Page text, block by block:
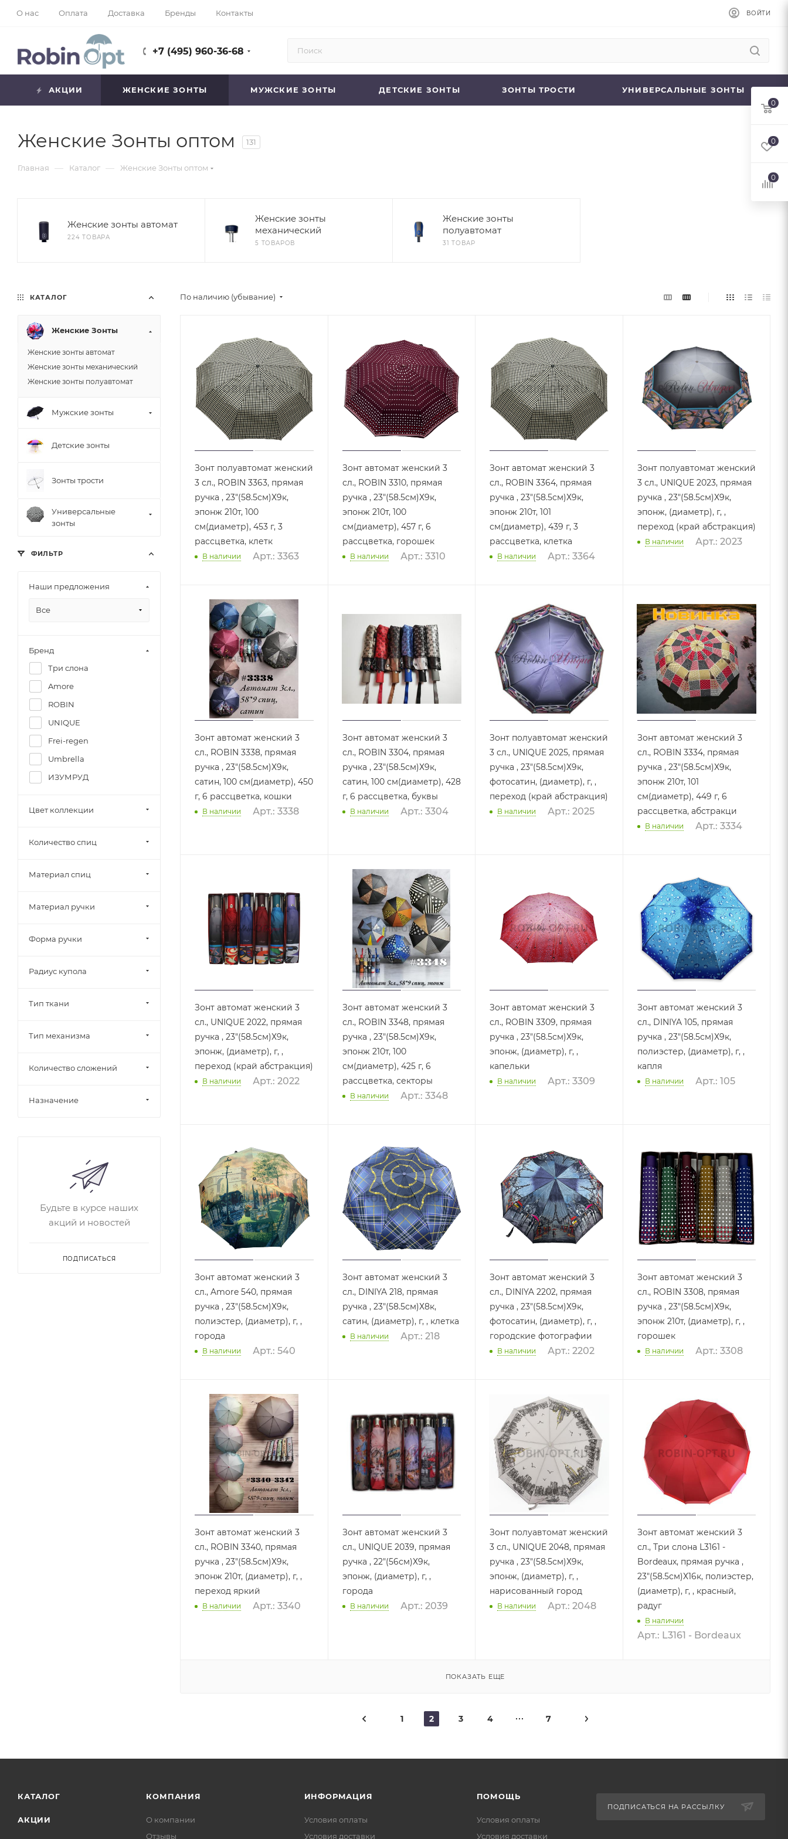
О нас Оплата Доставка Бренды Контакты ВОЙТИ
+7 (495) 960-36-68
АКЦИИ ЖЕНСКИЕ ЗОНТЫ МУЖСКИЕ ЗОНТЫ ДЕТСКИЕ ЗОНТЫ ЗОНТЫ ТРОСТИ УНИВЕРСАЛЬНЫЕ ЗОНТЫ
Женские Зонты оптом 131
Главная — Каталог — Женские Зонты оптом
Женские зонты автомат
224 ТОВАРА
Женские зонты
механический
5 ТОВАРОВ
Женские зонты
полуавтомат
31 ТОВАР
По наличию (убывание)
Зонт полуавтомат женский
3 сл., ROBIN 3363, прямая
ручка , 23"(58.5см)Х9к,
эпонж 210т, 100
см(диаметр), 453 г, 3
рассцветка, клетк
В наличии Арт.: 3363
Зонт автомат женский 3
сл., ROBIN 3310, прямая
ручка , 23"(58.5см)Х9к,
эпонж 210т, 100
см(диаметр), 457 г, 6
рассцветка, горошек
В наличии Арт.: 3310
Зонт автомат женский 3
сл., ROBIN 3364, прямая
ручка , 23"(58.5см)Х9к,
эпонж 210т, 101
см(диаметр), 439 г, 3
рассцветка, клетка
В наличии Арт.: 3364
Зонт полуавтомат женский
3 сл., UNIQUE 2023, прямая
ручка , 23"(58.5см)Х9к,
эпонж, (диаметр), г, ,
переход (край абстракция)
В наличии Арт.: 2023
Зонт автомат женский 3
сл., ROBIN 3338, прямая
ручка , 23"(58.5см)Х9к,
сатин, 100 см(диаметр), 450
г, 6 рассцветка, кошки
В наличии Арт.: 3338
Зонт автомат женский 3
сл., ROBIN 3304, прямая
ручка , 23"(58.5см)Х9к,
сатин, 100 см(диаметр), 428
г, 6 рассцветка, буквы
В наличии Арт.: 3304
Зонт полуавтомат женский
3 сл., UNIQUE 2025, прямая
ручка , 23"(58.5см)Х9к,
фотосатин, (диаметр), г, ,
переход (край абстракция)
В наличии Арт.: 2025
Зонт автомат женский 3
сл., ROBIN 3334, прямая
ручка , 23"(58.5см)Х9к,
эпонж 210т, 101
см(диаметр), 449 г, 6
рассцветка, абстракци
В наличии Арт.: 3334
Зонт автомат женский 3
сл., UNIQUE 2022, прямая
ручка , 23"(58.5см)Х9к,
эпонж, (диаметр), г, ,
переход (край абстракция)
В наличии Арт.: 2022
Зонт автомат женский 3
сл., ROBIN 3348, прямая
ручка , 23"(58.5см)Х9к,
эпонж 210т, 100
см(диаметр), 425 г, 6
рассцветка, секторы
В наличии Арт.: 3348
Зонт автомат женский 3
сл., ROBIN 3309, прямая
ручка , 23"(58.5см)Х9к,
эпонж, (диаметр), г, ,
капельки
В наличии Арт.: 3309
Зонт автомат женский 3
сл., DINIYA 105, прямая
ручка , 23"(58.5см)Х9к,
полиэстер, (диаметр), г, ,
капля
В наличии Арт.: 105
Зонт автомат женский 3
сл., Amore 540, прямая
ручка , 23"(58.5см)Х9к,
полиэстер, (диаметр), г, ,
города
В наличии Арт.: 540
Зонт автомат женский 3
сл., DINIYA 218, прямая
ручка , 23"(58.5см)Х8к,
сатин, (диаметр), г, , клетка
В наличии Арт.: 218
Зонт автомат женский 3
сл., DINIYA 2202, прямая
ручка , 23"(58.5см)Х9к,
фотосатин, (диаметр), г, ,
городские фотографии
В наличии Арт.: 2202
Зонт автомат женский 3
сл., ROBIN 3308, прямая
ручка , 23"(58.5см)Х9к,
эпонж 210т, (диаметр), г, ,
горошек
В наличии Арт.: 3308
Зонт автомат женский 3
сл., ROBIN 3340, прямая
ручка , 23"(58.5см)Х9к,
эпонж 210т, (диаметр), г, ,
переход яркий
В наличии Арт.: 3340
Зонт автомат женский 3
сл., UNIQUE 2039, прямая
ручка , 22"(56см)Х9к,
эпонж, (диаметр), г, ,
города
В наличии Арт.: 2039
Зонт полуавтомат женский
3 сл., UNIQUE 2048, прямая
ручка , 23"(58.5см)Х9к,
эпонж, (диаметр), г, ,
нарисованный город
В наличии Арт.: 2048
Зонт автомат женский 3
сл., Три слона L3161 -
Bordeaux, прямая ручка ,
23"(58.5см)Х16к, полиэстер,
(диаметр), г, , красный,
радуг
В наличии
Арт.: L3161 - Bordeaux
ПОКАЗАТЬ ЕЩЕ
1 2 3 4 7
КАТАЛОГ
Женские Зонты
Женские зонты автомат
Женские зонты механический
Женские зонты полуавтомат
Мужские зонты
Детские зонты
Зонты трости
Универсальные
зонты
ФИЛЬТР
Наши предложения
Все
Бренд
Три слона
Amore
ROBIN
UNIQUE
Frei-regen
Umbrella
ИЗУМРУД
Цвет коллекции
Количество спиц
Материал спиц
Материал ручки
Форма ручки
Радиус купола
Тип ткани
Тип механизма
Количество сложений
Назначение
Будьте в курсе наших
акций и новостей
ПОДПИСАТЬСЯ
КАТАЛОГ
АКЦИИ
КОМПАНИЯ
О компании
Отзывы
ИНФОРМАЦИЯ
Условия оплаты
Условия доставки
ПОМОЩЬ
Условия оплаты
Условия доставки
ПОДПИСАТЬСЯ НА РАССЫЛКУ
0
0
0